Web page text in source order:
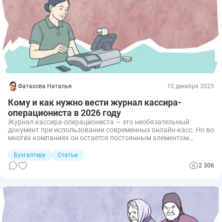
Фатахова Наталья 10 декабря 2025
Кому и как нужно вести журнал кассира-
операциониста в 2026 году
Журнал кассира-операциониста — это необязательный
документ при использовании современных онлайн-касс. Но во
многих компаниях он остается постоянным элементом
ведет журнал кассира-операциониста, как правильно его
заполнять, можно ли обойтись без него при работе с
современной онлайн-кассой.
Бухгалтеру
Статьи
2 306